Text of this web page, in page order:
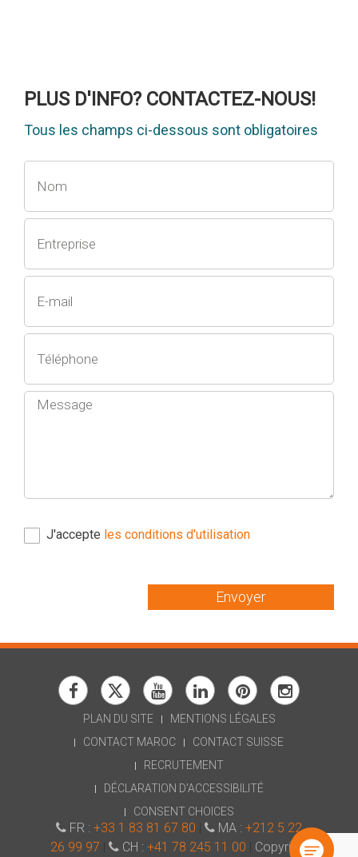
PLUS D'INFO? CONTACTEZ-NOUS!
Tous les champs ci-dessous sont obligatoires
J'accepte les conditions d'utilisation
Envoyer
Je suis l'assistant IA de SIWAY pour vous orienter !
PLAN DU SITE
MENTIONS LÉGALES
CONTACT MAROC
CONTACT SUISSE
RECRUTEMENT
DÉCLARATION D'ACCESSIBILITÉ
CONSENT CHOICES
FR : +33 1 83 81 67 80 MA : +212 5 22
26 99 97
CH : +41 78 245 11 00 Copyright